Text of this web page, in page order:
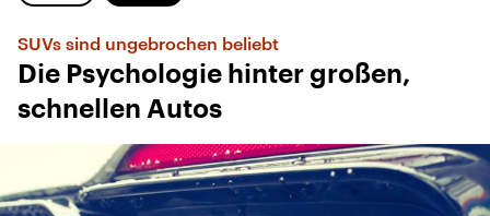
SUVs sind ungebrochen beliebt
Die Psychologie hinter großen,
schnellen Autos